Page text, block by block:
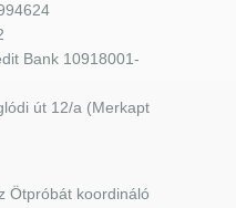
Bank 10918001-
út 12/a (Merkapt
Ötpróbát koordináló